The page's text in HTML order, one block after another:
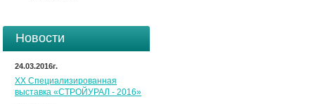
Новости
24.03.2016г.
XX Специализированная
выставка «СТРОЙУРАЛ - 2016»